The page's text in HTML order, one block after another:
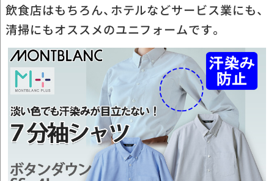
飲食店はもちろん、ホテルなどサービス業にも、
清掃にもオススメのユニフォームです。